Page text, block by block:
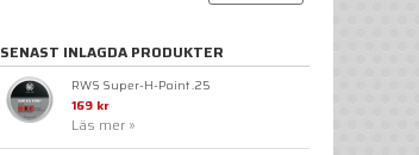
SENAST INLAGDA PRODUKTER
RWS Super-H-Point .25
169 kr
Läs mer »